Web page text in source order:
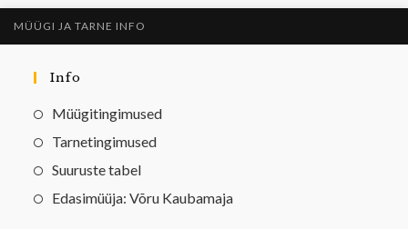
MÜÜGI JA TARNE INFO
Info
Müügitingimused
Tarnetingimused
Suuruste tabel
Edasimüüja: Võru Kaubamaja